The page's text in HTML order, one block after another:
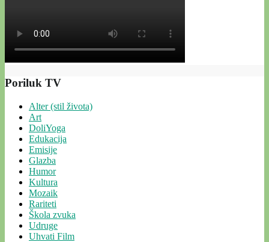
Poriluk TV
Alter (stil života)
Art
DoliYoga
Edukacija
Emisije
Glazba
Humor
Kultura
Mozaik
Rariteti
Škola zvuka
Udruge
Uhvati Film